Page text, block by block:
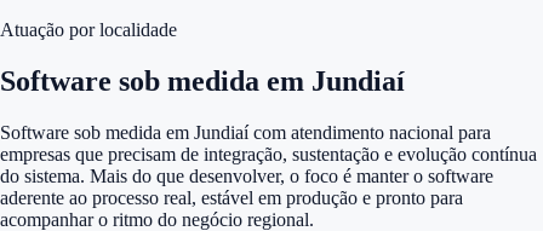
Atuação por localidade
Software sob medida em Jundiaí
Software sob medida em Jundiaí com atendimento nacional para
empresas que precisam de integração, sustentação e evolução contínua
do sistema. Mais do que desenvolver, o foco é manter o software
aderente ao processo real, estável em produção e pronto para
acompanhar o ritmo do negócio regional.